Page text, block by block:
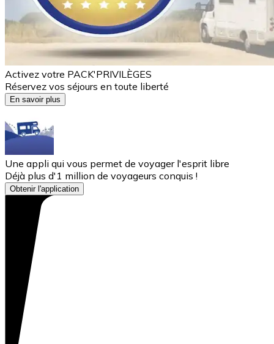
Activez votre PACK'PRIVILÈGES
Réservez vos séjours en toute liberté
En savoir plus
Une appli qui vous permet de voyager l'esprit libre
Déjà plus d'1 million de voyageurs conquis !
Obtenir l'application